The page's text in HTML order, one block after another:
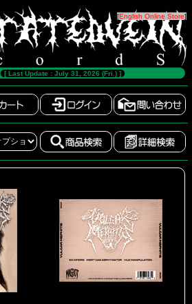
[English Online Store]
[ Last Update : July 31, 2026 (Fri.) ]